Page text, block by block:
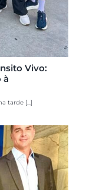
Vivo:
à
tarde [...]